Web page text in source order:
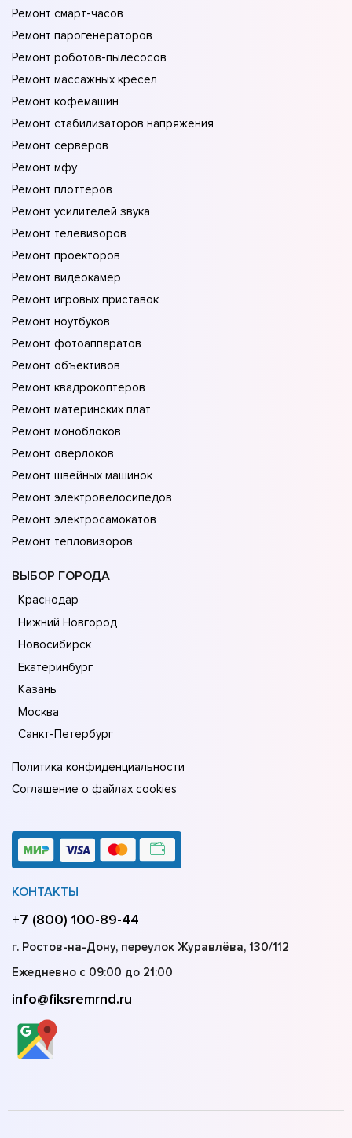
Ремонт смарт-часов
Ремонт парогенераторов
Ремонт роботов-пылесосов
Ремонт массажных кресел
Ремонт кофемашин
Ремонт стабилизаторов напряжения
Ремонт серверов
Ремонт мфу
Ремонт плоттеров
Ремонт усилителей звука
Ремонт телевизоров
Ремонт проекторов
Ремонт видеокамер
Ремонт игровых приставок
Ремонт ноутбуков
Ремонт фотоаппаратов
Ремонт объективов
Ремонт квадрокоптеров
Ремонт материнских плат
Ремонт моноблоков
Ремонт оверлоков
Ремонт швейных машинок
Ремонт электровелосипедов
Ремонт электросамокатов
Ремонт тепловизоров
ВЫБОР ГОРОДА
Краснодар
Нижний Новгород
Новосибирск
Екатеринбург
Казань
Москва
Санкт-Петербург
Политика конфиденциальности
Соглашение о файлах cookies
КОНТАКТЫ
+7 (800) 100-89-44
г. Ростов-на-Дону, переулок Журавлёва, 130/112
Ежедневно с 09:00 до 21:00
info@fiksremrnd.ru